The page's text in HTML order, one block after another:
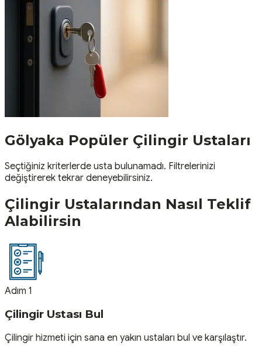
Gölyaka Popüler Çilingir Ustaları
Seçtiğiniz kriterlerde usta bulunamadı. Filtrelerinizi
değiştirerek tekrar deneyebilirsiniz.
Çilingir Ustalarından Nasıl Teklif
Alabilirsin
Adım 1
Çilingir Ustası Bul
Çilingir hizmeti için sana en yakın ustaları bul ve karşılaştır.